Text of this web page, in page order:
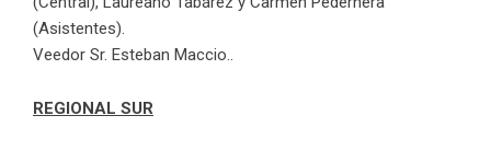
(Asistentes).
Veedor Sr. Esteban Maccio..
REGIONAL SUR